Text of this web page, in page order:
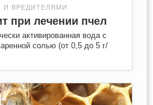
И ВРЕДИТЕЛЯМИ
при лечении пчел
активированная вода с
солью (от 0,5 до 5 г/